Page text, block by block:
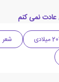
عادت نمی کنم
شعر